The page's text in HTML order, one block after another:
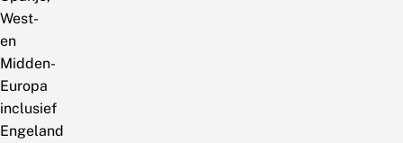
West-
en
Midden-
Europa
inclusief
Engeland